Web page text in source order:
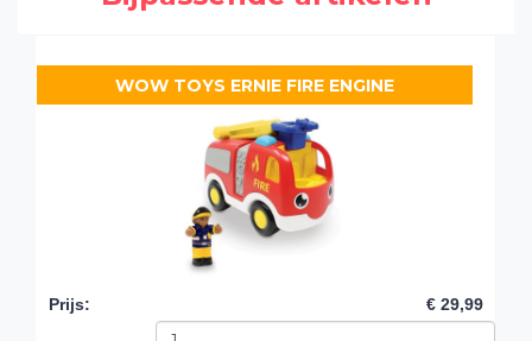
WOW TOYS ERNIE FIRE ENGINE
Prijs: € 29,99